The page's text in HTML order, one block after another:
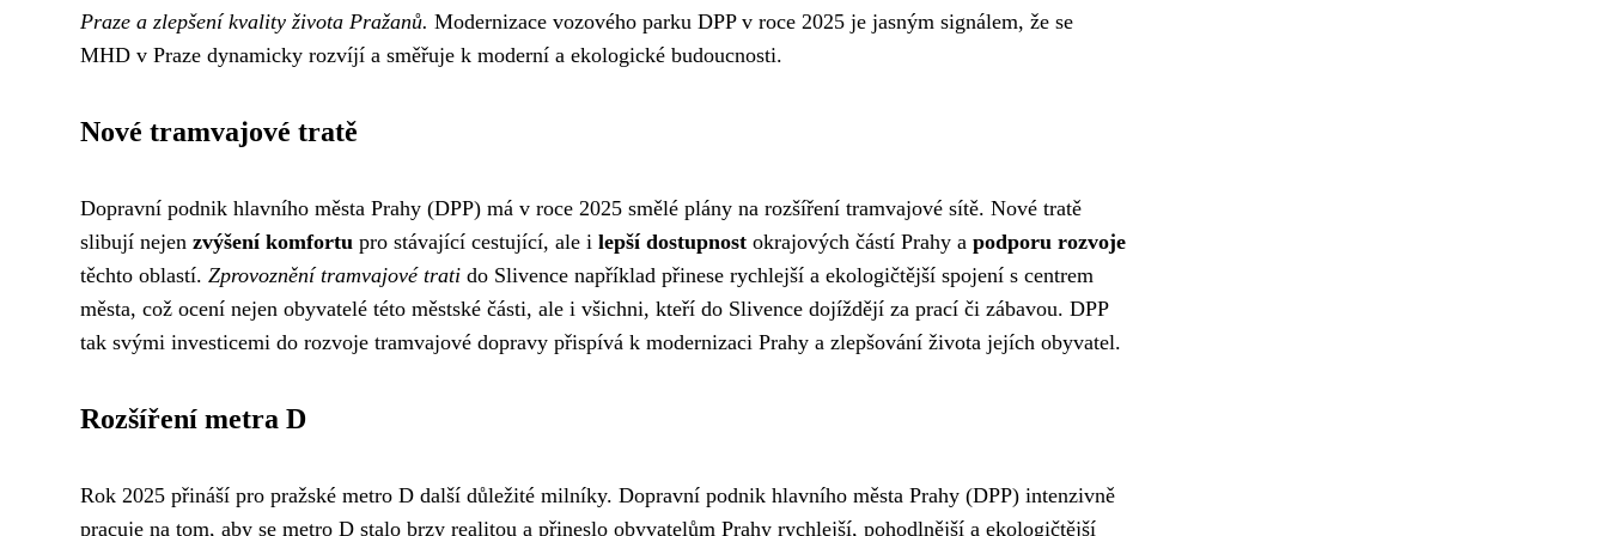
Praze a zlepšení kvality života Pražanů. Modernizace vozového parku DPP v roce 2025 je jasným signálem, že se
MHD v Praze dynamicky rozvíjí a směřuje k moderní a ekologické budoucnosti.
Nové tramvajové tratě
Dopravní podnik hlavního města Prahy (DPP) má v roce 2025 smělé plány na rozšíření tramvajové sítě. Nové tratě
slibují nejen zvýšení komfortu pro stávající cestující, ale i lepší dostupnost okrajových částí Prahy a podporu rozvoje
těchto oblastí. Zprovoznění tramvajové trati do Slivence například přinese rychlejší a ekologičtější spojení s centrem
města, což ocení nejen obyvatelé této městské části, ale i všichni, kteří do Slivence dojíždějí za prací či zábavou. DPP
tak svými investicemi do rozvoje tramvajové dopravy přispívá k modernizaci Prahy a zlepšování života jejích obyvatel.
Rozšíření metra D
Rok 2025 přináší pro pražské metro D další důležité milníky. Dopravní podnik hlavního města Prahy (DPP) intenzivně
pracuje na tom, aby se metro D stalo brzy realitou a přineslo obyvatelům Prahy rychlejší, pohodlnější a ekologičtější